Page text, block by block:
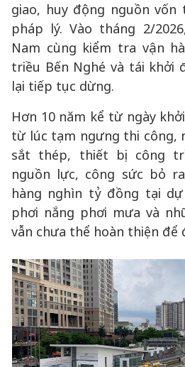
giao, huy động nguồn
pháp lý. Vào tháng 2/
Nam cùng kiểm tra vận
triều Bến Nghé và tái khởi
lại tiếp tục dừng.
Hơn 10 năm kể từ ngày
từ lúc tạm ngưng thi công,
sắt thép, thiết bị công
nguồn lực, công sức bỏ
hàng nghìn tỷ đồng tại
phơi nắng phơi mưa và
vẫn chưa thể hoàn thiện để